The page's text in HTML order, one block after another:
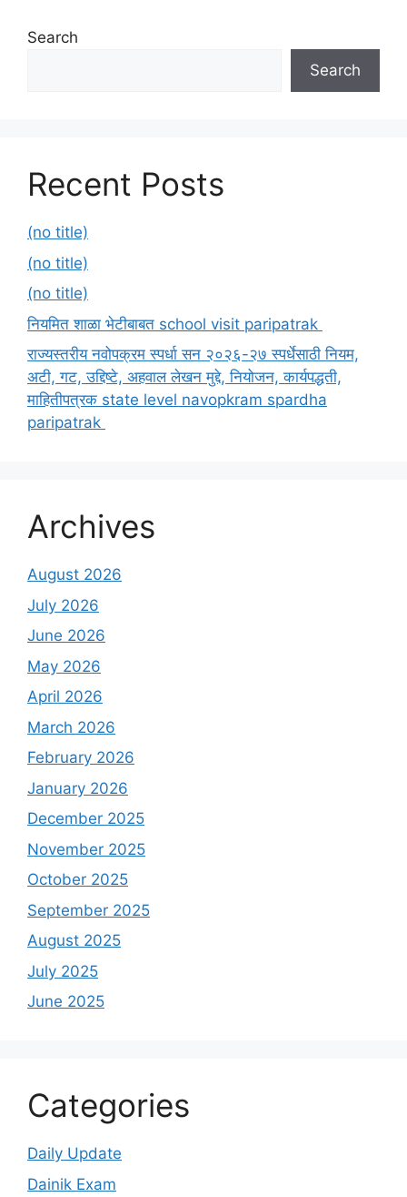
Search
Search
Recent Posts
(no title)
(no title)
(no title)
नियमित शाळा भेटीबाबत school visit paripatrak
राज्यस्तरीय नवोपक्रम स्पर्धा सन २०२६-२७ स्पर्धेसाठी नियम,
अटी, गट, उद्दिष्टे, अहवाल लेखन मुद्दे, नियोजन, कार्यपद्धती,
माहितीपत्रक state level navopkram spardha
paripatrak
Archives
August 2026
July 2026
June 2026
May 2026
April 2026
March 2026
February 2026
January 2026
December 2025
November 2025
October 2025
September 2025
August 2025
July 2025
June 2025
Categories
Daily Update
Dainik Exam